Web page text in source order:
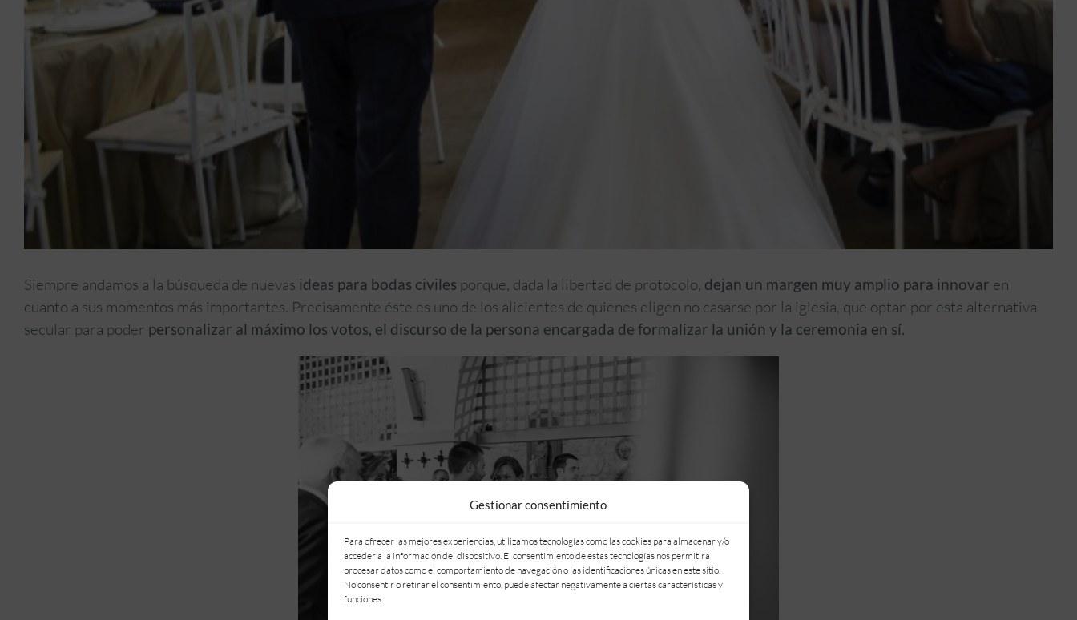
Gestionar consentimiento
Para ofrecer las mejores experiencias, utilizamos tecnologías como las cookies para almacenar y/o
acceder a la información del dispositivo. El consentimiento de estas tecnologías nos permitirá
procesar datos como el comportamiento de navegación o las identificaciones únicas en este sitio.
No consentir o retirar el consentimiento, puede afectar negativamente a ciertas características y
funciones.
Siempre andamos a la búsqueda de nuevas ideas para bodas civiles porque, dada la libertad de protocolo, dejan un margen muy amplio para innovar en
cuanto a sus momentos más importantes. Precisamente éste es uno de los alicientes de quienes eligen no casarse por la iglesia, que optan por esta alternativa
secular para poder personalizar al máximo los votos, el discurso de la persona encargada de formalizar la unión y la ceremonia en sí.